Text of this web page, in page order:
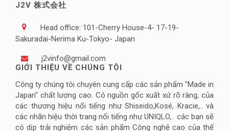
J2V 株式会社
Head office: 101-Cherry House-4- 17-19-
Sakuradai-Nerima Ku-Tokyo- Japan
j2vinfo@gmail.com
GIỚI THIỆU VỀ CHÚNG TÔI
Công ty chúng tôi chuyên cung cấp các sản phẩm "Made in
Japan" chất lượng cao. Có nguồn gốc xuất xứ rõ ràng, của
các thương hiệu nổi tiếng như Shiseido,Kosé, Kracie,.. và
các nhãn hiệu thời trang nổi tiếng như UNIQLO,.. các bạn sẽ
có dịp trải nghiệm các sản phẩm Công nghệ cao của thế